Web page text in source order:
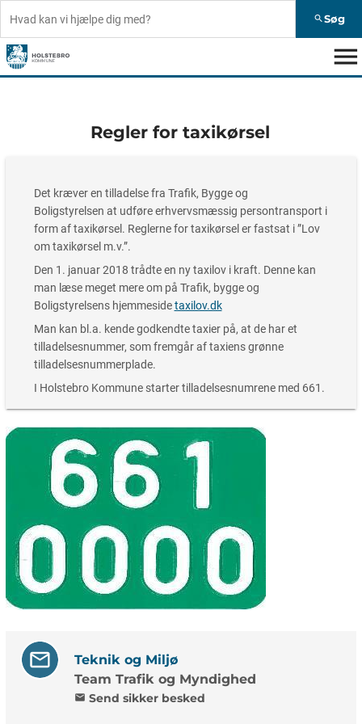
search Søg
menu
Regler for taxikørsel
Det kræver en tilladelse fra Trafik, Bygge og
Boligstyrelsen at udføre erhvervsmæssig persontransport i
form af taxikørsel. Reglerne for taxikørsel er fastsat i ”Lov
om taxikørsel m.v.”.
Den 1. januar 2018 trådte en ny taxilov i kraft. Denne kan
man læse meget mere om på Trafik, bygge og
Boligstyrelsens hjemmesidetaxilov.dk
Man kan bl.a. kende godkendte taxier på, at de har et
tilladelsesnummer, som fremgår af taxiens grønne
tilladelsesnummerplade.
I Holstebro Kommune starter tilladelsesnumrene med 661.
Teknik og Miljø
Team Trafik og Myndighed
mail Send sikker besked